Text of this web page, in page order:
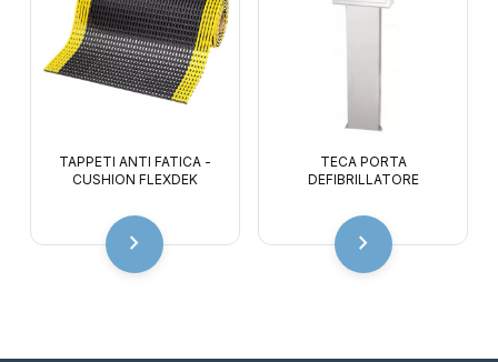
TAPPETI ANTI FATICA -
CUSHION FLEXDEK
chevron_right
TECA PORTA
DEFIBRILLATORE
chevron_right